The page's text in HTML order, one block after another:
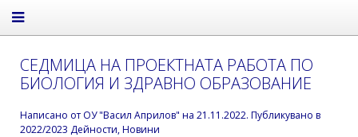
СЕДМИЦА НА ПРОЕКТНАТА РАБОТА ПО
БИОЛОГИЯ И ЗДРАВНО ОБРАЗОВАНИЕ
Написано от ОУ "Васил Априлов" на 21.11.2022. Публикувано в
2022/2023 Дейности,Новини